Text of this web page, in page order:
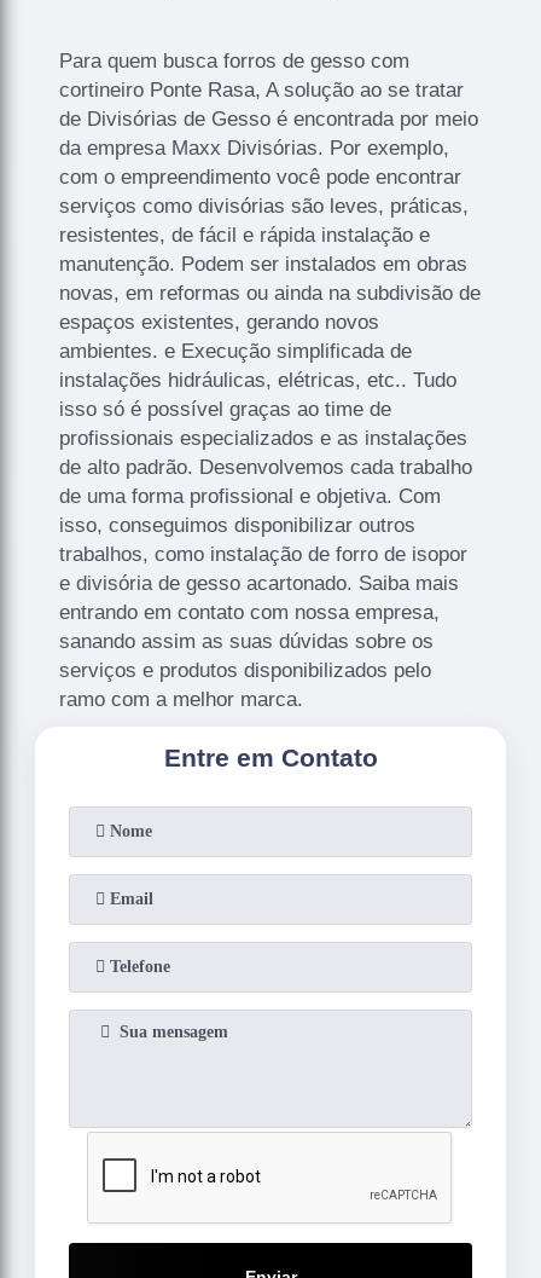
Para quem busca forros de gesso com
cortineiro Ponte Rasa, A solução ao se tratar
de Divisórias de Gesso é encontrada por meio
da empresa Maxx Divisórias. Por exemplo,
com o empreendimento você pode encontrar
serviços como divisórias são leves, práticas,
resistentes, de fácil e rápida instalação e
manutenção. Podem ser instalados em obras
novas, em reformas ou ainda na subdivisão de
espaços existentes, gerando novos
ambientes. e Execução simplificada de
instalações hidráulicas, elétricas, etc.. Tudo
isso só é possível graças ao time de
profissionais especializados e as instalações
de alto padrão. Desenvolvemos cada trabalho
de uma forma profissional e objetiva. Com
isso, conseguimos disponibilizar outros
trabalhos, como instalação de forro de isopor
e divisória de gesso acartonado. Saiba mais
entrando em contato com nossa empresa,
sanando assim as suas dúvidas sobre os
serviços e produtos disponibilizados pelo
ramo com a melhor marca.
Entre em Contato